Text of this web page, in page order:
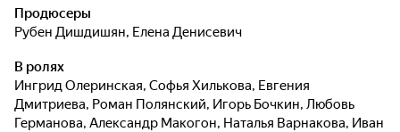
Продюсеры
Рубен Дишдишян, Елена Денисевич
В ролях
Ингрид Олеринская, Софья Хилькова, Евгения
Дмитриева, Роман Полянский, Игорь Бочкин, Любовь
Германова, Александр Макогон, Наталья Варнакова, Иван